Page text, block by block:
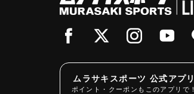
ムラサキスポーツ 公式アプリ
ポイント・クーポンもこのアプリで！